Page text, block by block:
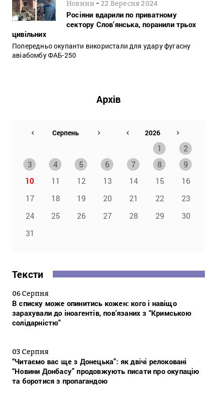
Новини -22 Вересня 2024
Росіяни вдарили по приватному
сектору Слов’янська, поранили трьох
цивільних
Попередньо окупанти використали для удару фугасну
авіабомбу ФАБ-250
Архів
1
2
3
4 5 6 7 8
9
10
11 12 13 14 15
16
17
18 19 20 21 22
23
24
25 26 27 28 29
30
31
Тексти
06 Серпня
В списку може опинитись кожен: кого і навіщо
зарахували до іноагентів, пов’язаних з “Кримською
солідарністю”
03 Серпня
“Читаємо вас ще з Донецька”: як двічі релоковані
“Новини Донбасу” продовжують писати про окупацію
та боротися з пропагандою